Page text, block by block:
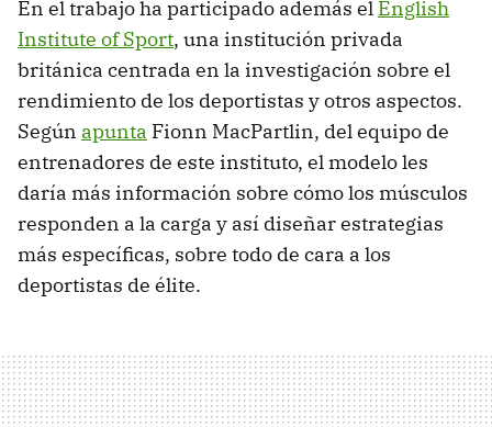
En el trabajo ha participado además el English
Institute of Sport, una institución privada
británica centrada en la investigación sobre el
rendimiento de los deportistas y otros aspectos.
Según apunta Fionn MacPartlin, del equipo de
entrenadores de este instituto, el modelo les
daría más información sobre cómo los músculos
responden a la carga y así diseñar estrategias
más específicas, sobre todo de cara a los
deportistas de élite.